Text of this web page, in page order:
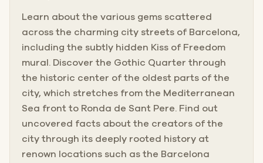
Learn about the various gems scattered
across the charming city streets of Barcelona,
including the subtly hidden Kiss of Freedom
mural. Discover the Gothic Quarter through
the historic center of the oldest parts of the
city, which stretches from the Mediterranean
Sea front to Ronda de Sant Pere. Find out
uncovered facts about the creators of the
city through its deeply rooted history at
renown locations such as the Barcelona